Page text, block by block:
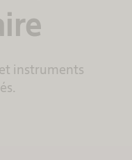
instruments